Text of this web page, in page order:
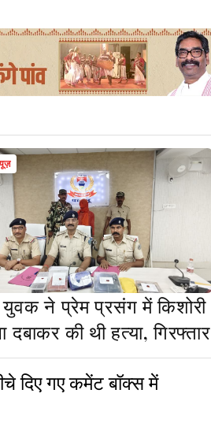
युवक ने प्रेम प्रसंग में किशोरी
दबाकर की थी हत्या, गिरफ्तार
दिए गए कमेंट बॉक्स में